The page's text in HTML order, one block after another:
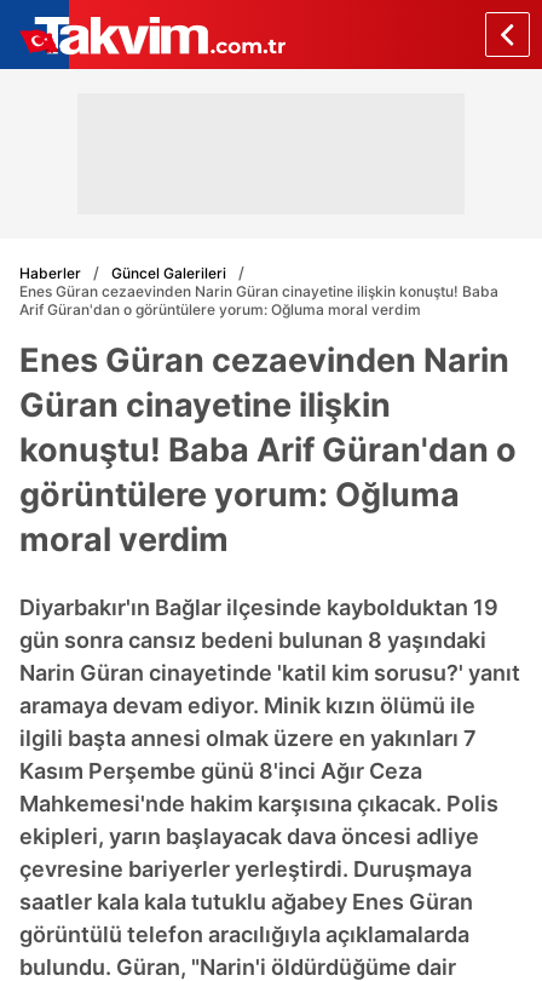
Haberler
Güncel Galerileri
Enes Güran cezaevinden Narin Güran cinayetine ilişkin konuştu! Baba
Arif Güran'dan o görüntülere yorum: Oğluma moral verdim
Enes Güran cezaevinden Narin
Güran cinayetine ilişkin
konuştu! Baba Arif Güran'dan o
görüntülere yorum: Oğluma
moral verdim
Diyarbakır'ın Bağlar ilçesinde kaybolduktan 19
gün sonra cansız bedeni bulunan 8 yaşındaki
Narin Güran cinayetinde 'katil kim sorusu?' yanıt
aramaya devam ediyor. Minik kızın ölümü ile
ilgili başta annesi olmak üzere en yakınları 7
Kasım Perşembe günü 8'inci Ağır Ceza
Mahkemesi'nde hakim karşısına çıkacak. Polis
ekipleri, yarın başlayacak dava öncesi adliye
çevresine bariyerler yerleştirdi. Duruşmaya
saatler kala kala tutuklu ağabey Enes Güran
görüntülü telefon aracılığıyla açıklamalarda
bulundu. Güran, "Narin'i öldürdüğüme dair